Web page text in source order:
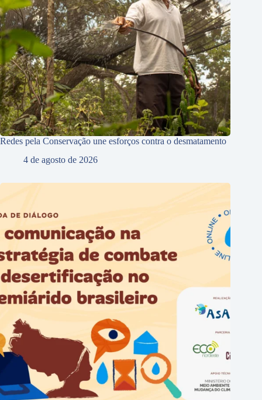
Redes pela Conservação une esforços contra o desmatamento
4 de agosto de 2026